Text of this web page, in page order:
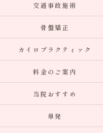
交通事故施術
骨盤矯正
カイロプラクティック
料金のご案内
当院おすすめ
単発